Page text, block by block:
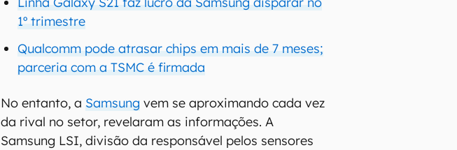
1º trimestre
Qualcomm pode atrasar chips em mais de 7 meses;
parceria com a TSMC é firmada
No entanto, a Samsung vem se aproximando cada vez
da rival no setor, revelaram as informações. A
Samsung LSI, divisão da responsável pelos sensores